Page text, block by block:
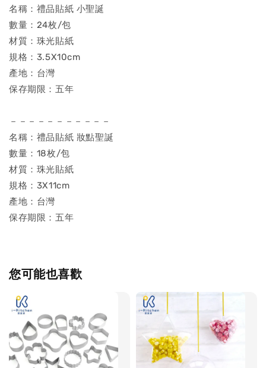
名稱：禮品貼紙 小聖誕
數量：24枚/包
材質：珠光貼紙
規格：3.5X10cm
產地：台灣
保存期限：五年
－－－－－－－－－－－
名稱：禮品貼紙 妝點聖誕
數量：18枚/包
材質：珠光貼紙
規格：3X11cm
產地：台灣
保存期限：五年
您可能也喜歡